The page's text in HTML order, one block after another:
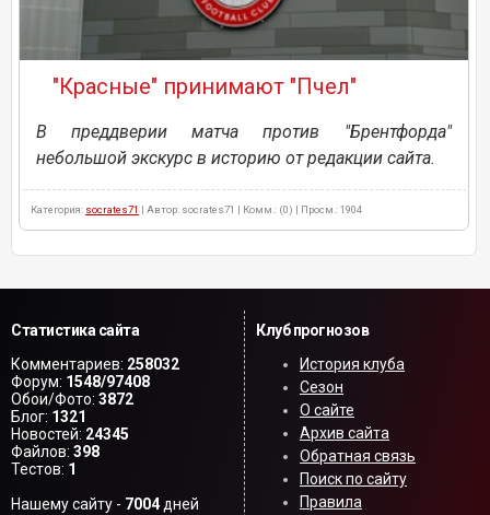
"Красные" принимают "Пчел"
В преддверии матча против "Брентфорда"
небольшой экскурс в историю от редакции сайта.
Категория: socrates71 | Автор: socrates71 | Комм.: (0) | Просм.: 1904
Статистика сайта
Комментариев: 258032
Форум: 1548/97408
Обои/Фото: 3872
Блог: 1321
Новостей: 24345
Файлов: 398
Тестов: 1
Нашему сайту - 7004 дней
Клуб прогнозов
История клуба
Сезон
О сайте
Архив сайта
Обратная связь
Поиск по сайту
Правила